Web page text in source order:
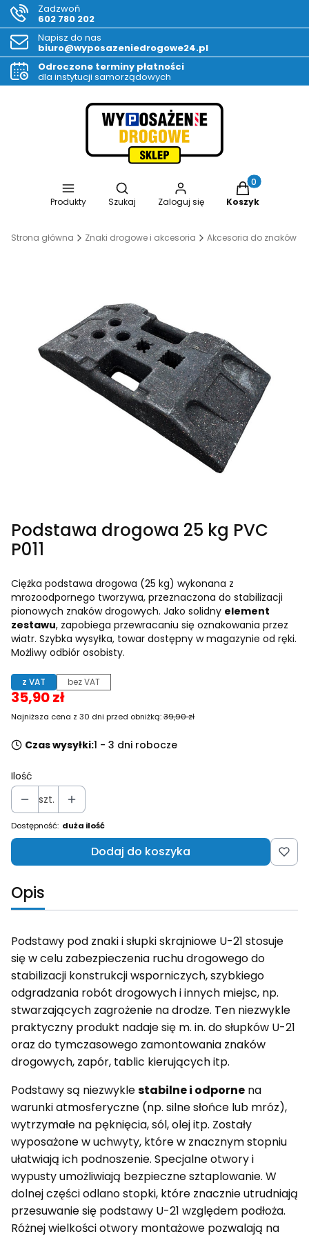
Zadzwoń
602 780 202
Napisz do nas
biuro@wyposazeniedrogowe24.pl
Odroczone terminy płatności
dla instytucji samorządowych
Produkty
Otwórz wyszukiwarkę
Szukaj Zaloguj się
Produkty w
Koszyk
Strona główna Znaki drogowe i akcesoria Akcesoria do znaków
Podstawa drogowa 25 kg PVC
P011
Ciężka podstawa drogowa (25 kg) wykonana z
mrozoodpornego tworzywa, przeznaczona do stabilizacji
pionowych znaków drogowych. Jako solidny element
zestawu, zapobiega przewracaniu się oznakowania przez
wiatr. Szybka wysyłka, towar dostępny w magazynie od ręki.
Możliwy odbiór osobisty.
z VAT bez VAT
35,90 zł
Najniższa cena z 30 dni przed obniżką:39,90 zł
Czas wysyłki:1 - 3 dni robocze
Ilość
szt.
Dostępność: duża ilość
Dodaj do koszyka
Opis
Podstawy pod znaki i słupki skrajniowe U-21 stosuje
się w celu zabezpieczenia ruchu drogowego do
stabilizacji konstrukcji wsporniczych, szybkiego
odgradzania robót drogowych i innych miejsc, np.
stwarzających zagrożenie na drodze. Ten niezwykle
praktyczny produkt nadaje się m. in. do słupków U-21
oraz do tymczasowego zamontowania znaków
drogowych, zapór, tablic kierujących itp.
Podstawy są niezwyklestabilne i odporne na
warunki atmosferyczne (np. silne słońce lub mróz),
wytrzymałe na pęknięcia, sól, olej itp. Zostały
wyposażone w uchwyty, które w znacznym stopniu
ułatwiają ich podnoszenie. Specjalne otwory i
wypusty umożliwiają bezpieczne sztaplowanie. W
dolnej części odlano stopki, które znacznie utrudniają
przesuwanie się podstawy U-21 względem podłoża.
Różnej wielkości otwory montażowe pozwalają na